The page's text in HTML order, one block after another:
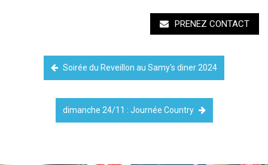
PRENEZ CONTACT
Soirée du Reveillon au Samy's diner 2024
dimanche 24/11 : Journée Country